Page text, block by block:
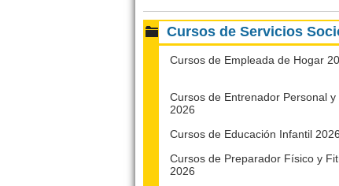
Cursos de Servicios
Cursos de Empleada de Hogar
Cursos de Entrenador Personal y
2026
Cursos de Educación Infantil 2026
Cursos de Preparador Físico y
2026